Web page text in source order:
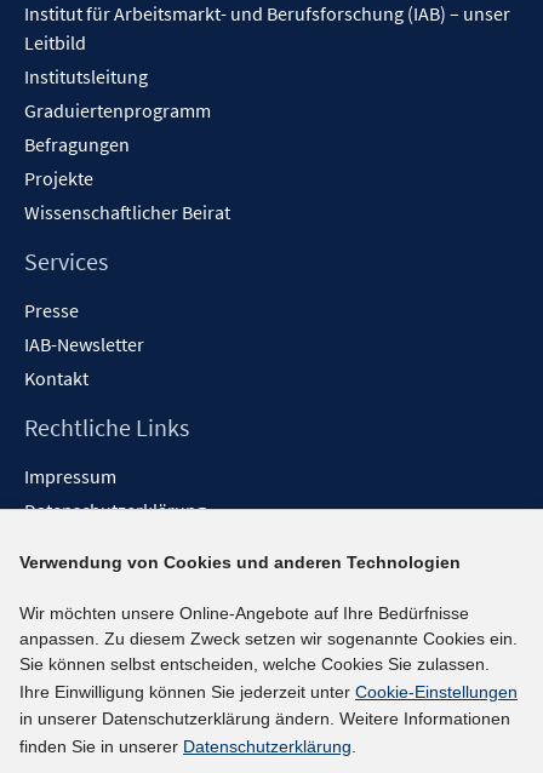
Institut für Arbeitsmarkt- und Berufsforschung (IAB) – unser
Leitbild
Institutsleitung
Graduiertenprogramm
Befragungen
Projekte
Wissenschaftlicher Beirat
Services
Presse
IAB-Newsletter
Kontakt
Rechtliche Links
Impressum
Datenschutzerklärung
Barrieren melden
Social-Media-Kanäle
BlueSky
YouTube
LinkedIn
Verwendung von Cookies und anderen Technologien
Wir möchten unsere Online-Angebote auf Ihre Bedürfnisse
anpassen. Zu diesem Zweck setzen wir sogenannte Cookies ein.
Sie können selbst entscheiden, welche Cookies Sie zulassen.
Ihre Einwilligung können Sie jederzeit unter Cookie-Einstellungen
in unserer Datenschutzerklärung ändern. Weitere Informationen
finden Sie in unserer Datenschutzerklärung.